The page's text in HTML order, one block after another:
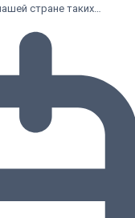
стране таких…